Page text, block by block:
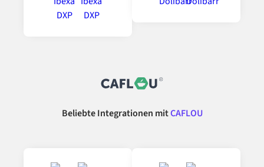
Beliebte Integrationen mitCAFLOU